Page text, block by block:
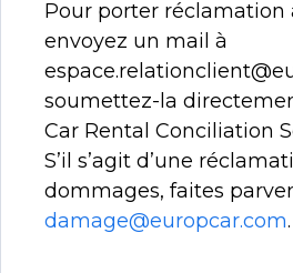
Pour porter réclamation
envoyez un mail à
soumettez-la
Car Rental Conciliation
S’il s’agit d’une
dommages, faites
damage@europcar.com.